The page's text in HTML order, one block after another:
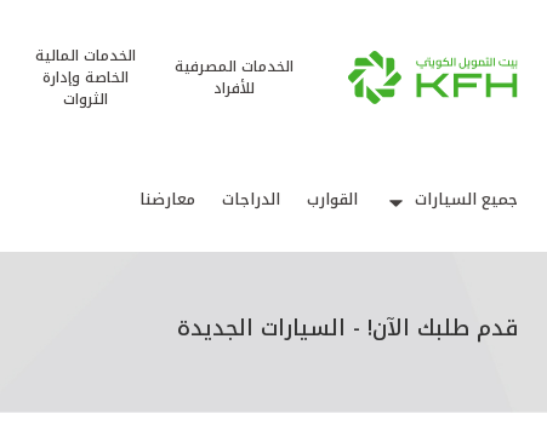
الخدمات المصرفية
للأفراد
الخدمات المالية
الخاصة وإدارة
الثروات
جميع السيارات القوارب الدراجات معارضنا
قدم طلبك الآن! - السيارات الجديدة